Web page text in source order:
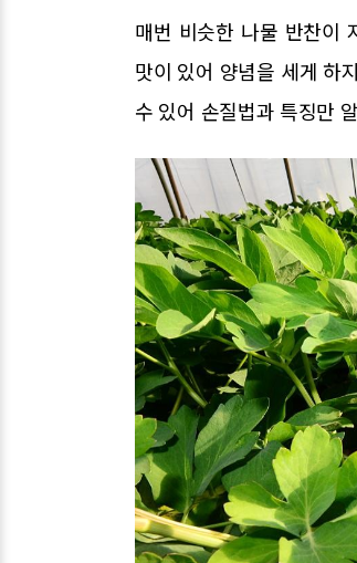
매번 비슷한 나물 반찬이
맛이 있어 양념을 세게 하
수 있어 손질법과 특징만